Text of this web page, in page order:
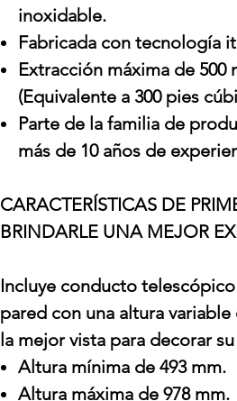
inoxidable.
Fabricada con tecnología
Extracción máxima de
(Equivalente a 300 pies
Parte de la familia de
más de 10 años de
CARACTERÍSTICAS DE
BRINDARLE UNA MEJOR
Incluye conducto
pared con una altura
la mejor vista para decorar
Altura mínima de 493 mm.
Altura máxima de 978 mm.